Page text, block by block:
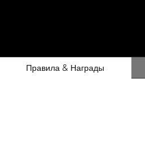
Правила & Награды